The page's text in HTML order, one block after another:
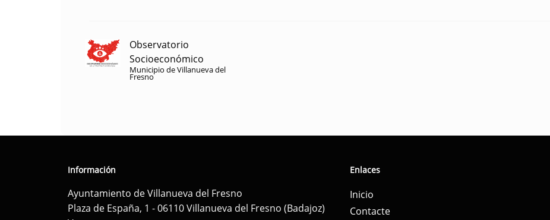
Observatorio
Socioeconómico
Municipio de Villanueva del
Fresno
Información
Ayuntamiento de Villanueva del Fresno
Plaza de España, 1 - 06110 Villanueva del Fresno (Badajoz)
Enlaces
Inicio
Contacte